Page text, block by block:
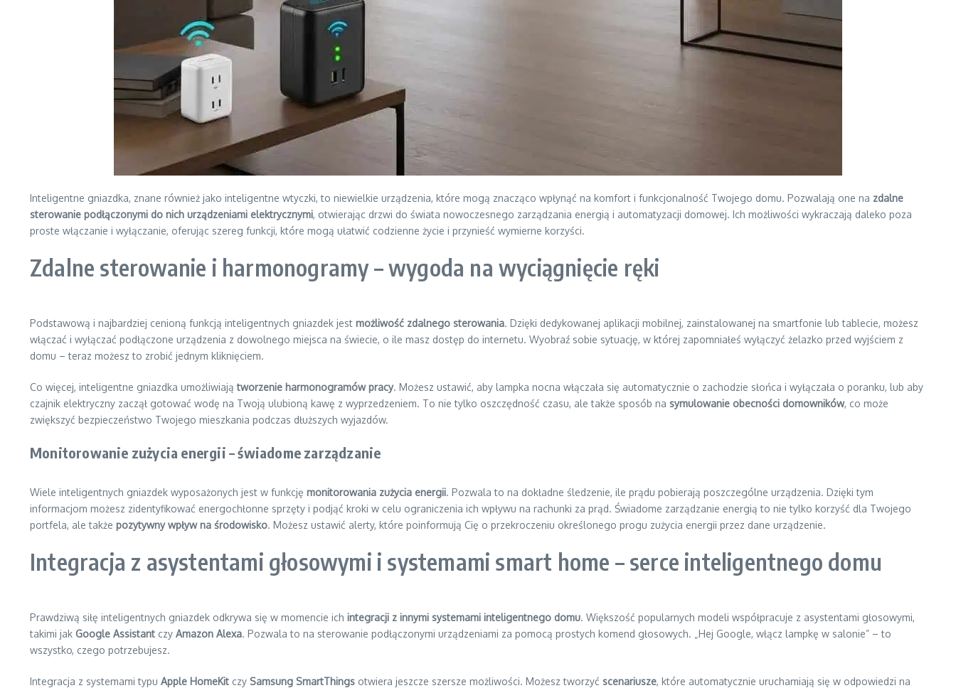
Inteligentne gniazdka, znane również jako inteligentne wtyczki, to niewielkie urządzenia, które mogą znacząco wpłynąć na komfort i funkcjonalność Twojego domu. Pozwalają one na zdalne
sterowanie podłączonymi do nich urządzeniami elektrycznymi, otwierając drzwi do świata nowoczesnego zarządzania energią i automatyzacji domowej. Ich możliwości wykraczają daleko poza
proste włączanie i wyłączanie, oferując szereg funkcji, które mogą ułatwić codzienne życie i przynieść wymierne korzyści.
Zdalne sterowanie i harmonogramy – wygoda na wyciągnięcie ręki
Podstawową i najbardziej cenioną funkcją inteligentnych gniazdek jest możliwość zdalnego sterowania. Dzięki dedykowanej aplikacji mobilnej, zainstalowanej na smartfonie lub tablecie, możesz
włączać i wyłączać podłączone urządzenia z dowolnego miejsca na świecie, o ile masz dostęp do internetu. Wyobraź sobie sytuację, w której zapomniałeś wyłączyć żelazko przed wyjściem z
domu – teraz możesz to zrobić jednym kliknięciem.
Co więcej, inteligentne gniazdka umożliwiajątworzenie harmonogramów pracy. Możesz ustawić, aby lampka nocna włączała się automatycznie o zachodzie słońca i wyłączała o poranku, lub aby
czajnik elektryczny zaczął gotować wodę na Twoją ulubioną kawę z wyprzedzeniem. To nie tylko oszczędność czasu, ale także sposób na symulowanie obecności domowników, co może
zwiększyć bezpieczeństwo Twojego mieszkania podczas dłuższych wyjazdów.
Monitorowanie zużycia energii – świadome zarządzanie
Wiele inteligentnych gniazdek wyposażonych jest w funkcję monitorowania zużycia energii. Pozwala to na dokładne śledzenie, ile prądu pobierają poszczególne urządzenia. Dzięki tym
informacjom możesz zidentyfikować energochłonne sprzęty i podjąć kroki w celu ograniczenia ich wpływu na rachunki za prąd. Świadome zarządzanie energią to nie tylko korzyść dla Twojego
portfela, ale także pozytywny wpływ na środowisko. Możesz ustawić alerty, które poinformują Cię o przekroczeniu określonego progu zużycia energii przez dane urządzenie.
Integracja z asystentami głosowymi i systemami smart home – serce inteligentnego domu
Prawdziwą siłę inteligentnych gniazdek odkrywa się w momencie ich integracji z innymi systemami inteligentnego domu. Większość popularnych modeli współpracuje z asystentami głosowymi,
takimi jak Google Assistant czy Amazon Alexa. Pozwala to na sterowanie podłączonymi urządzeniami za pomocą prostych komend głosowych. „Hej Google, włącz lampkę w salonie” – to
wszystko, czego potrzebujesz.
Integracja z systemami typu Apple HomeKit czy Samsung SmartThings otwiera jeszcze szersze możliwości. Możesz tworzyć scenariusze, które automatycznie uruchamiają się w odpowiedzi na